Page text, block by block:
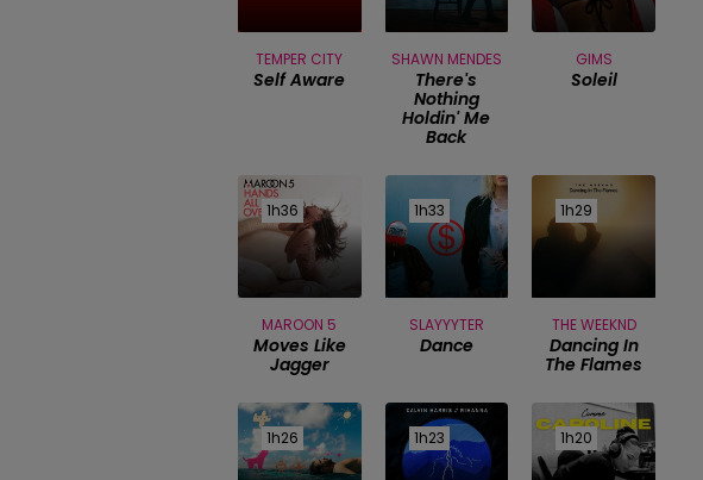
TEMPER CITY
Self Aware
SHAWN MENDES
There's
Nothing
Holdin' Me
Back
GIMS
Soleil
1h36
1h36
MAROON 5
Moves Like
Jagger
1h33
1h33
SLAYYYTER
Dance
1h29
1h29
THE WEEKND
Dancing In
The Flames
1h26
1h26 1h23
1h23 1h20
1h20